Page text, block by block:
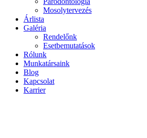
Mosolytervezés
Árlista
Galéria
Rendelőnk
Esetbemutatások
Rólunk
Munkatársaink
Blog
Kapcsolat
Karrier